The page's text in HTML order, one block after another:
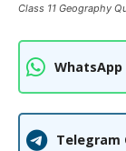
Class 11 Geography
WhatsApp
Telegram